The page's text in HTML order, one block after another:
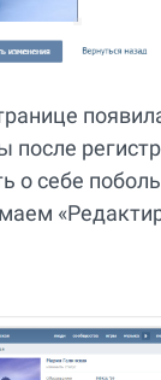
после
о себе